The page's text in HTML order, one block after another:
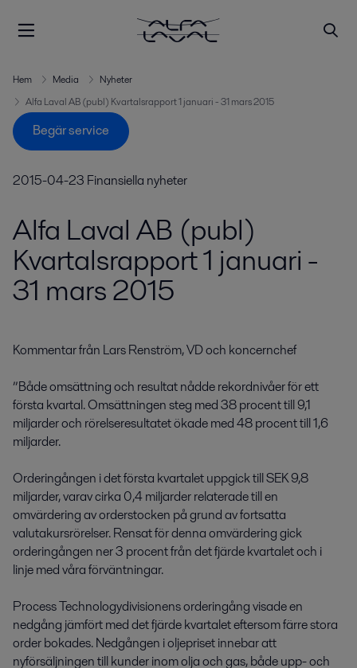
Hem Media
Nyheter
Alfa Laval AB (publ) Kvartalsrapport 1 januari - 31 mars 2015
Begär service
2015-04-23 Finansiella nyheter
Alfa Laval AB (publ)
Kvartalsrapport 1 januari -
31 mars 2015
Kommentar från Lars Renström, VD och koncernchef
”Både omsättning och resultat nådde rekord­nivåer för ett
första kvartal. Omsättningen steg med 38 procent till 9,1
miljarder och rörelse­resultatet ökade med 48 procent till 1,6
miljarder.
Orderingången i det första kvartalet uppgick till SEK 9,8
miljarder, varav cirka 0,4 miljarder relaterade till en
omvärdering av orderstocken på grund av fortsatta
valutakursrörelser. Rensat för denna omvärdering gick
orderingången ner 3 procent från det fjärde kvartalet och i
linje med våra förväntningar.
Process Technologydivisionens orderingång visade en
nedgång jämfört med det fjärde kvartalet eftersom färre stora
order bokades. Nedgången i oljepriset innebar att
nyförsäljningen till kunder inom olja och gas, både upp- och